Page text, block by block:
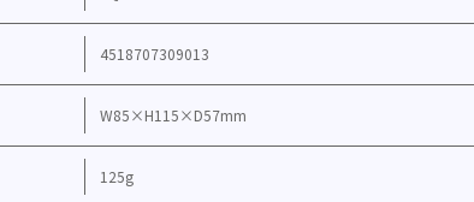
4518707309013
W85×H115×D57mm
125g